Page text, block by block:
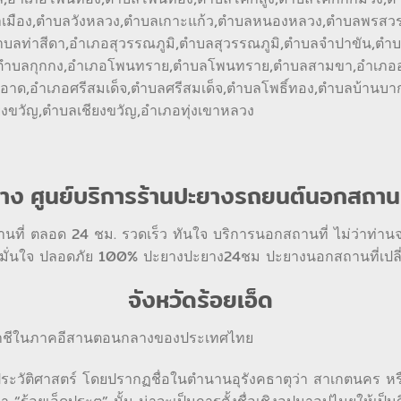
อง,ตำบลวังหลวง,ตำบลเกาะแก้ว,ตำบลหนองหลวง,ตำบลพรส
ท่าสีดา,อำเภอสุวรรณภูมิ,ตำบลสุวรรณภูมิ,ตำบลจำปาขัน,ตำ
บลกุกกง,อำเภอโพนทราย,ตำบลโพนทราย,ตำบลสามขา,อำเภ
ด,อำเภอศรีสมเด็จ,ตำบลศรีสมเด็จ,ตำบลโพธิ์ทอง,ตำบลบ้านบ
วัญ,ตำบลเชียงขวัญ,อำเภอทุ่งเขาหลวง
ง ศูนย์บริการร้านปะยางรถยนต์นอกสถา
ที่ ตลอด 24 ชม. รวดเร็ว ทันใจ บริการนอกสถานที่ ไม่ว่าท่า
ใจ ปลอดภัย 100% ปะยางปะยาง24ชม ปะยางนอกสถานที่เ
จังหวัดร้อยเอ็ด
ในภาคอีสานตอนกลางของประเทศไทย
ะวัติศาสตร์ โดยปรากฏชื่อในตำนานอุรังคธาตุว่า สาเกตนคร